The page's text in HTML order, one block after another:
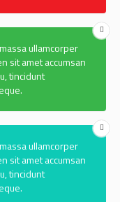
ullamcorper
sit amet accumsan
tincidunt
ullamcorper
sit amet accumsan
tincidunt